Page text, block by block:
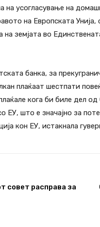
на усогласување на
на Европската
на земјата во
банка, за
плаќаат шестпати
кога би биле дел
ЕУ, што е значајно за
кон ЕУ, истакнала
совет расправа за